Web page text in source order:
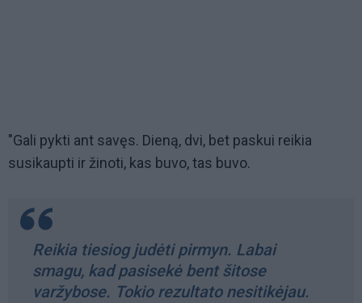
"Gali pykti ant savęs. Dieną, dvi, bet paskui reikia
susikaupti ir žinoti, kas buvo, tas buvo.
Reikia tiesiog judėti pirmyn. Labai
smagu, kad pasisekė bent šitose
varžybose. Tokio rezultato nesitikėjau.